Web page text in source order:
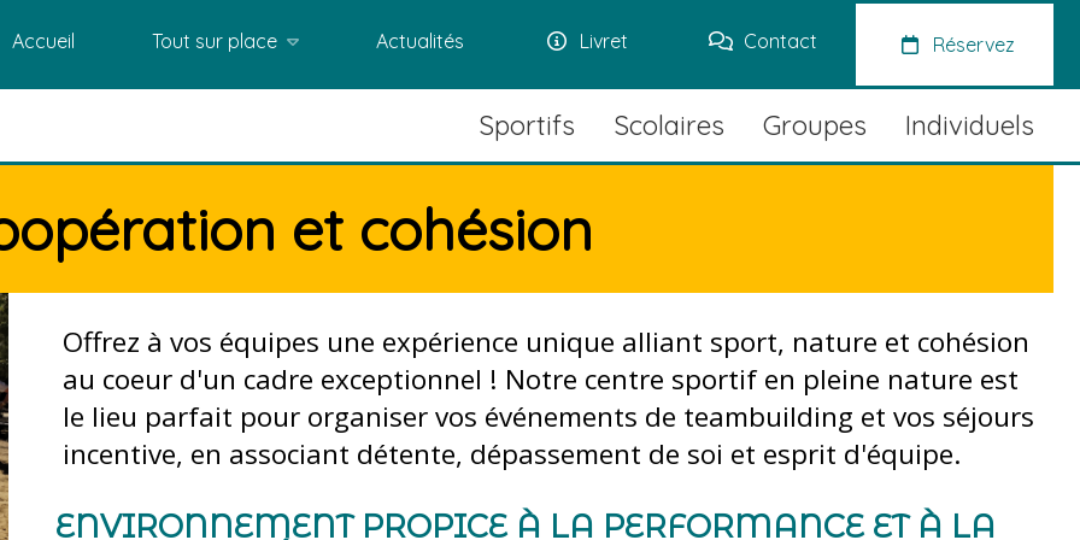
Accueil Tout sur place Actualités Livret Contact Réservez
Sportifs Scolaires Groupes Individuels
et cohésion
Offrez à vos équipes une expérience unique alliant sport, nature et cohésion
au coeur d'un cadre exceptionnel ! Notre centre sportif en pleine nature est
le lieu parfait pour organiser vos événements de teambuilding et vos séjours
incentive, en associant détente, dépassement de soi et esprit d'équipe.
ENVIRONNEMENT PROPICE À LA PERFORMANCE ET À LA